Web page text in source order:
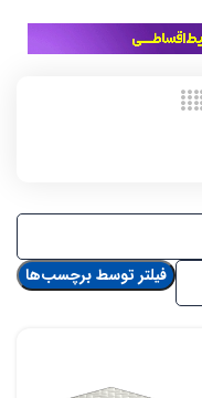
فیلتر توسط برچسب‌ها